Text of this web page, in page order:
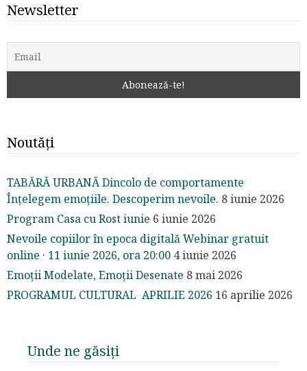
Newsletter
Noutăți
TABĂRĂ URBANĂ Dincolo de comportamente
Înțelegem emoțiile. Descoperim nevoile. 8 iunie 2026
Program Casa cu Rost iunie 6 iunie 2026
Nevoile copiilor în epoca digitală Webinar gratuit
online · 11 iunie 2026, ora 20:00 4 iunie 2026
Emoții Modelate, Emoții Desenate 8 mai 2026
PROGRAMUL CULTURAL APRILIE 2026 16 aprilie 2026
Unde ne găsiți